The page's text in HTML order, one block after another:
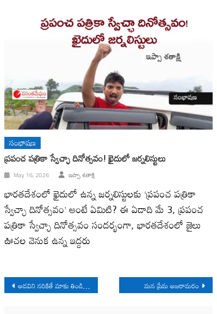
సంభాషణ
ప్రపంచ పత్రికా స్వేచ్ఛా దినోత్సవం! ఖైదులో జర్నలిస్టులు
May 16, 2026 ఇప్సా శతాక్షి
భారతదేశంలో ఖైదులో ఉన్న జర్నలిస్టులకు ‘ప్రపంచ పత్రికా
స్వేచ్ఛా దినోత్సవం’ అంటే ఏమిటి? ఈ ఏడాది మే 3, ప్రపంచ
పత్రికా స్వేచ్ఛా దినోత్సవం సందర్భంగా, భారతదేశంలో జైలు
ఊచల వెనుక ఉన్న ఇద్దరు
Post
navigation
అడవిని నరికితే మాకు తిండి ఎలా? మన ప్రేమ అజరామరం